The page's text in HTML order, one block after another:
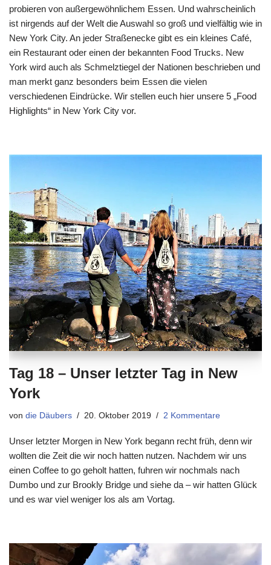
probieren von außergewöhnlichem Essen. Und wahrscheinlich
ist nirgends auf der Welt die Auswahl so groß und vielfältig wie in
New York City. An jeder Straßenecke gibt es ein kleines Café,
ein Restaurant oder einen der bekannten Food Trucks. New
York wird auch als Schmelztiegel der Nationen beschrieben und
man merkt ganz besonders beim Essen die vielen
verschiedenen Eindrücke. Wir stellen euch hier unsere 5 „Food
Highlights“ in New York City vor.
Tag 18 – Unser letzter Tag in New
York
von die Däubers 20. Oktober 2019 2 Kommentare
Unser letzter Morgen in New York begann recht früh, denn wir
wollten die Zeit die wir noch hatten nutzen. Nachdem wir uns
einen Coffee to go geholt hatten, fuhren wir nochmals nach
Dumbo und zur Brookly Bridge und siehe da – wir hatten Glück
und es war viel weniger los als am Vortag.